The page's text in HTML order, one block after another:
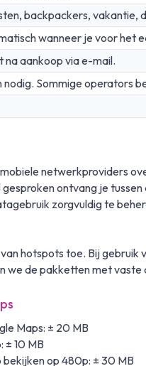
backpackers, vakantie,
wanneer je voor het
na aankoop via e-mail.
nodig. Sommige operators
netwerkproviders
ontvang je
zorgvuldig te
hotspots toe. Bij
we de pakketten met
Maps: ± 20 MB
± 10 MB
op 480p: ± 30 MB